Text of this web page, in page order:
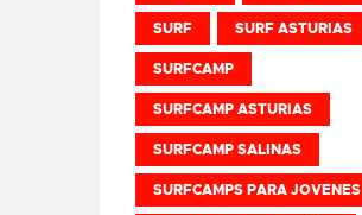
SURF SURF ASTURIAS
SURFCAMP
SURFCAMP ASTURIAS
SURFCAMP SALINAS
SURFCAMPS PARA JOVENES